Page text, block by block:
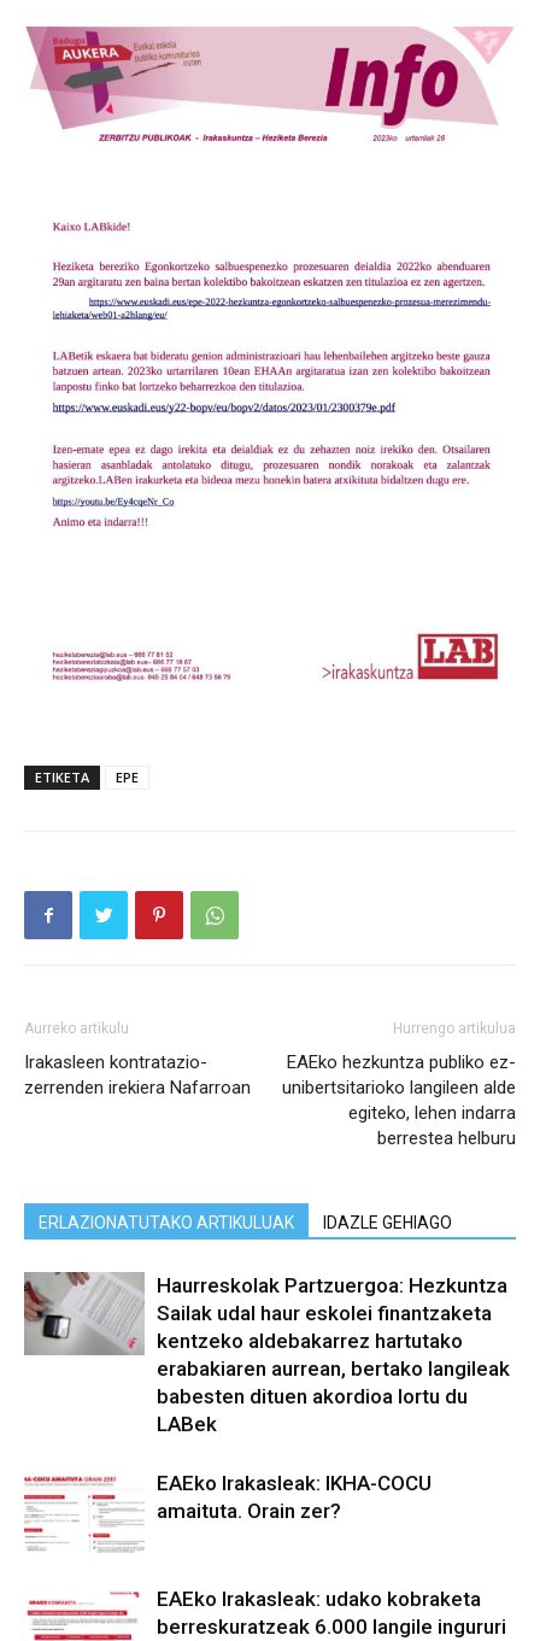
ETIKETA EPE
Aurreko artikulu
Irakasleen kontratazio-
zerrenden irekiera Nafarroan
Hurrengo artikulua
EAEko hezkuntza publiko ez-
unibertsitarioko langileen alde
egiteko, lehen indarra
berrestea helburu
ERLAZIONATUTAKO ARTIKULUAK IDAZLE GEHIAGO
Haurreskolak Partzuergoa: Hezkuntza
Sailak udal haur eskolei finantzaketa
kentzeko aldebakarrez hartutako
erabakiaren aurrean, bertako langileak
babesten dituen akordioa lortu du
LABek
EAEko Irakasleak: IKHA-COCU
amaituta. Orain zer?
EAEko Irakasleak: udako kobraketa
berreskuratzeak 6.000 langile ingururi